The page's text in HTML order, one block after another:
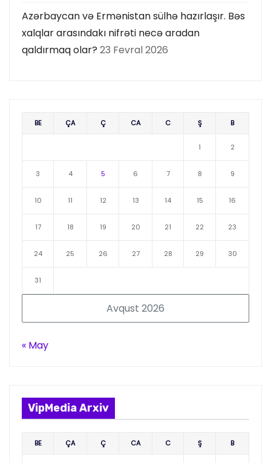
Azərbaycan və Ermənistan sülhə hazırlaşır. Bəs
xalqlar arasındakı nifrəti necə aradan
qaldırmaq olar? 23 Fevral 2026
Avqust 2026
BE ÇA Ç CA C Ş B
1 2
3 4 5 6 7 8 9
10 11 12 13 14 15 16
17 18 19 20 21 22 23
24 25 26 27 28 29 30
31
« May
VipMedia Arxiv
BE ÇA Ç CA C Ş B